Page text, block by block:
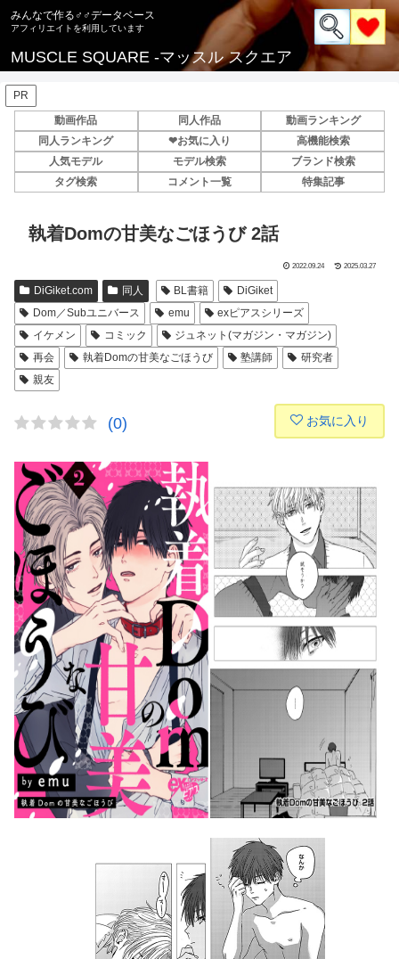
みんなで作る♂♂データベース
MUSCLE SQUARE -マッスル スクエア
PR
動画作品
同人作品
動画ランキング
同人ランキング
❤お気に入り
高機能検索
人気モデル
モデル検索
ブランド検索
タグ検索
コメント一覧 特集記事
執着Domの甘美なごほうび 2話
2022.09.24 2025.03.27
DiGiket.com 同人 BL書籍
DiGiket
Dom／Subユニバース
emu
exピアスシリーズ
イケメン
コミック
ジュネット(マガジン・マガジン)
再会
執着Domの甘美なごほうび 塾講師
研究者
親友
(0) お気に入り